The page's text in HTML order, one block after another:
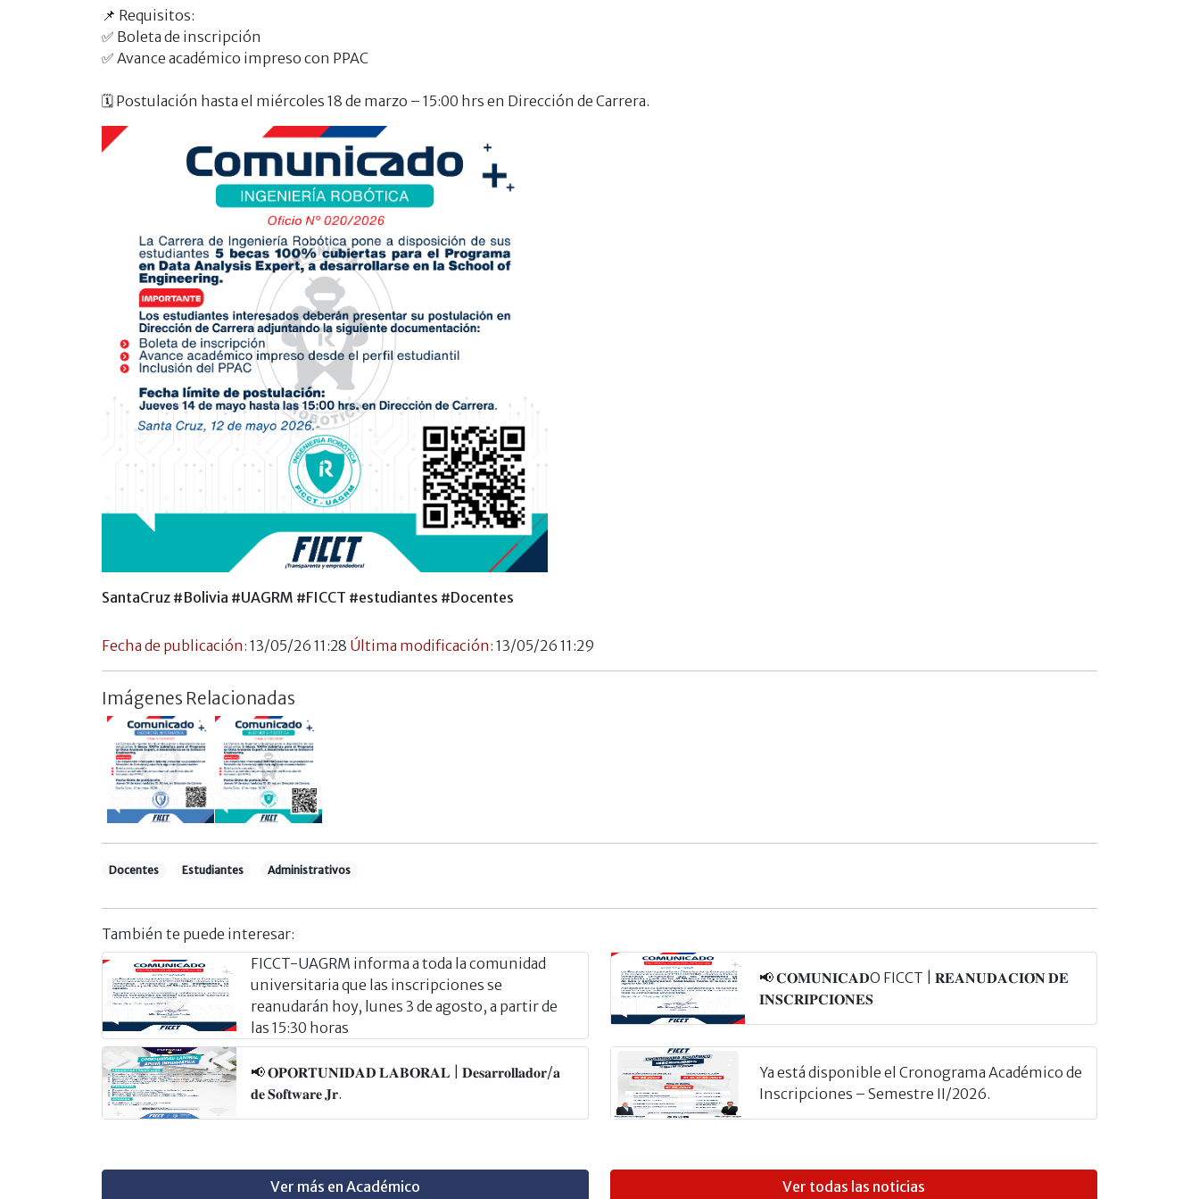
📌 Requisitos:
✅ Boleta de inscripción
✅ Avance académico impreso con PPAC
🗓️ Postulación hasta el miércoles 18 de marzo – 15:00 hrs en Dirección de Carrera.
SantaCruz #Bolivia #UAGRM #FICCT #estudiantes #Docentes
Fecha de publicación: 13/05/26 11:28 Última modificación: 13/05/26 11:29
Imágenes Relacionadas
Docentes Estudiantes Administrativos
También te puede interesar:
FICCT-UAGRM informa a toda la comunidad
universitaria que las inscripciones se
reanudarán hoy, lunes 3 de agosto, a partir de
las 15:30 horas
📢 𝐂𝐎𝐌𝐔𝐍𝐈𝐂𝐀𝐃O FICCT | 𝐑𝐄𝐀𝐍𝐔𝐃𝐀𝐂𝐈𝐎́𝐍 𝐃𝐄
𝐈𝐍𝐒𝐂𝐑𝐈𝐏𝐂𝐈𝐎𝐍𝐄𝐒
📢 𝐎𝐏𝐎𝐑𝐓𝐔𝐍𝐈𝐃𝐀𝐃 𝐋𝐀𝐁𝐎𝐑𝐀𝐋 | 𝐃𝐞𝐬𝐚𝐫𝐫𝐨𝐥𝐥𝐚𝐝𝐨𝐫/𝐚
𝐝𝐞 𝐒𝐨𝐟𝐭𝐰𝐚𝐫𝐞 𝐉𝐫.
Ya está disponible el Cronograma Académico de
Inscripciones – Semestre II/2026.
Ver más en Académico Ver todas las noticias